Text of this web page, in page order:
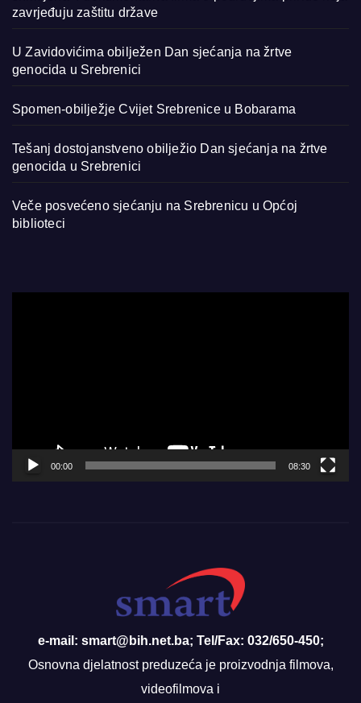
zavrjeđuju zaštitu države
U Zavidovićima obilježen Dan sjećanja na žrtve
genocida u Srebrenici
Spomen-obilježje Cvijet Srebrenice u Bobarama
Tešanj dostojanstveno obilježio Dan sjećanja na žrtve
genocida u Srebrenici
Veče posvećeno sjećanju na Srebrenicu u Općoj
biblioteci
00:00 08:30
e-mail: smart@bih.net.ba; Tel/Fax: 032/650-450;
Osnovna djelatnost preduzeća je proizvodnja filmova,
videofilmova i